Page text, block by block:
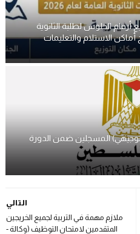
أرقام الجلوس لطلبة الثانوية
(توجيهي) المسجلين ضمن الدورة
التالي
ملازم مهمة في التربية لجميع الخريجين
المتقدمين لامتحان التوظيف (وكالة -